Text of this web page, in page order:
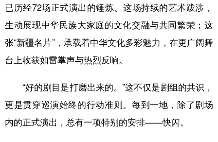
浙江 安徽 福建 江西
广东 广西
新疆 内蒙古 黑龙江
已历经72场正式演出的锤炼。这场持续的艺术跋涉，
生动展现中华民族大家庭的文化交融与共同繁荣；这
张“新疆名片”，承载着中华文化多彩魅力，在更广阔舞
台上收获如雷掌声与热烈反响。
“好的剧目是打磨出来的。”这不仅是剧组的共识，
更是贯穿巡演始终的行动准则。每到一地，除了剧场
内的正式演出，总有一项特别的安排——快闪。